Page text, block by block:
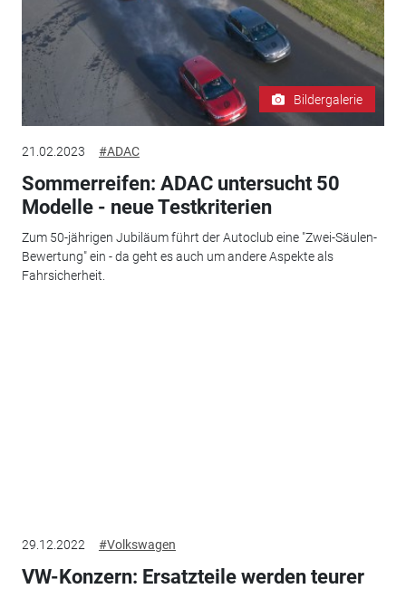
Bildergalerie
21.02.2023 #ADAC
Sommerreifen: ADAC untersucht 50
Modelle - neue Testkriterien
Zum 50-jährigen Jubiläum führt der Autoclub eine "Zwei-Säulen-
Bewertung" ein - da geht es auch um andere Aspekte als
Fahrsicherheit.
29.12.2022 #Volkswagen
VW-Konzern: Ersatzteile werden teurer